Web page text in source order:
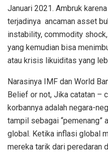
Januari 2021. Ambruk
terjadinya ancaman asset
instability, commodity
yang kemudian bisa
atau krisis likuiditas yang
Narasinya IMF dan World
Belief or not, Jika catatan –
korbannya adalah negara-
tampil sebagai
global. Ketika inflasi global
mereka tarik dari peredaran